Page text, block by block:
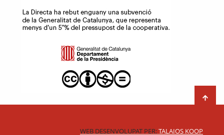
WEB DESENVOLUPAT PER:TALAIOS KOOP